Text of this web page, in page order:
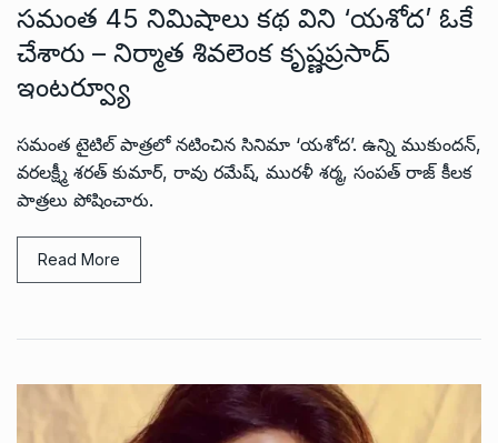
సమంత 45 నిమిషాలు కథ విని ‘యశోద’ ఓకే
చేశారు – నిర్మాత శివలెంక కృష్ణప్రసాద్
ఇంటర్వ్యూ
సమంత టైటిల్ పాత్రలో నటించిన సినిమా ‘యశోద’. ఉన్ని ముకుందన్,
వరలక్ష్మీ శరత్ కుమార్, రావు రమేష్, మురళీ శర్మ, సంపత్ రాజ్ కీలక
పాత్రలు పోషించారు.
Read More